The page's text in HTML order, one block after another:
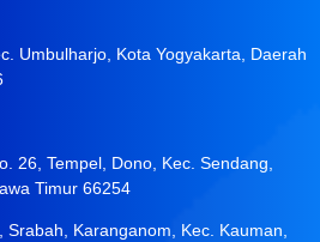
Umbulharjo, Kota Yogyakarta, Daerah
26, Tempel, Dono, Kec. Sendang,
Timur 66254
Srabah, Karanganom, Kec. Kauman,